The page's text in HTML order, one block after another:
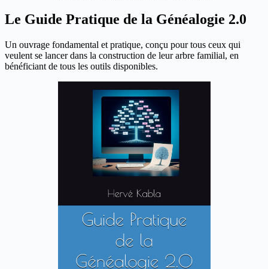
Le Guide Pratique de la Généalogie 2.0
Un ouvrage fondamental et pratique, conçu pour tous ceux qui
veulent se lancer dans la construction de leur arbre familial, en
bénéficiant de tous les outils disponibles.